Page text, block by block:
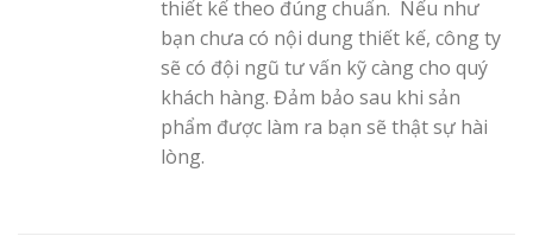
thiết kế theo đúng chuẩn. Nếu như
bạn chưa có nội dung thiết kế, công ty
sẽ có đội ngũ tư vấn kỹ càng cho quý
khách hàng. Đảm bảo sau khi sản
phẩm được làm ra bạn sẽ thật sự hài
lòng.